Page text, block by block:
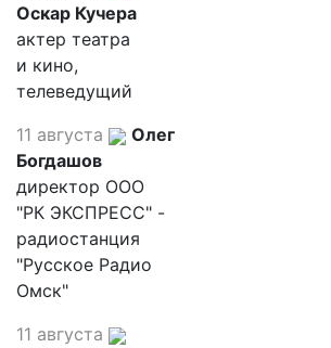
Оскар Кучера
актер театра
и кино,
телеведущий
11 августа
Олег
Богдашов
директор ООО
"РК ЭКСПРЕСС" -
радиостанция
"Русское Радио
Омск"
11 августа